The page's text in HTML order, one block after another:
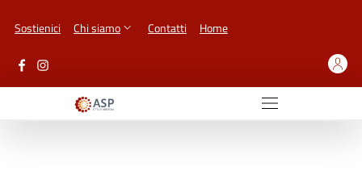
Sostienici Chi siamo Contatti Home